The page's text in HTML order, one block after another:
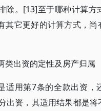
除。[13]至于哪种计算方
其它更好的计算方式，尚
类出资的定性及房产归属
适用第7条的全款出资，
出资，其适用结果都是将